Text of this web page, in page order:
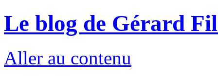
Le blog de Gérard
Aller au contenu